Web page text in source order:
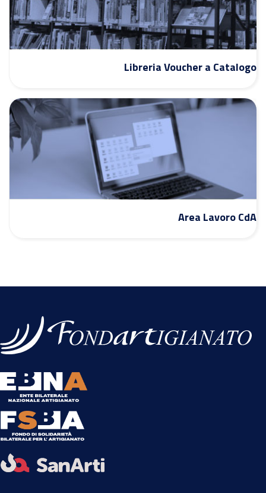
Libreria Voucher a Catalogo
Area Lavoro CdA